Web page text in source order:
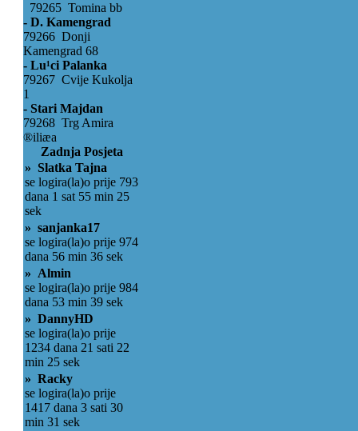
79265 Tomina bb
- D. Kamengrad
79266 Donji
Kamengrad 68
- Lu¹ci Palanka
79267 Cvije Kukolja
1
- Stari Majdan
79268 Trg Amira
®iliæa
Zadnja Posjeta
» Slatka Tajna
se logira(la)o prije 793
dana 1 sat 55 min 25
sek
» sanjanka17
se logira(la)o prije 974
dana 56 min 36 sek
» Almin
se logira(la)o prije 984
dana 53 min 39 sek
» DannyHD
se logira(la)o prije
1234 dana 21 sati 22
min 25 sek
» Racky
se logira(la)o prije
1417 dana 3 sati 30
min 31 sek